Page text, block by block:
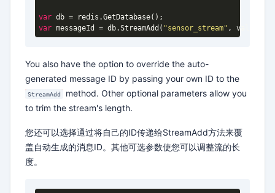
var
var messageId = db.StreamAdd( "sensor_stream"
You also have the option to override the auto-
generated message ID by passing your own ID to the
StreamAdd
method. Other optional parameters allow you
to trim the stream's length.
您还可以选择通过将自己的ID传递给StreamAdd方法来覆
盖自动生成的消息ID。其他可选参数使您可以调整流的长
度。